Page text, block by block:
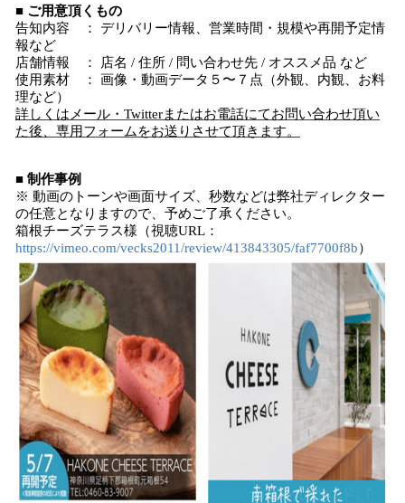
■ ご用意頂くもの
告知内容 ： デリバリー情報、営業時間・規模や再開予定情
報など
店舗情報 ： 店名 / 住所 / 問い合わせ先 / オススメ品 など
使用素材 ： 画像・動画データ５〜７点（外観、内観、お料
理など）
詳しくはメール・Twitterまたはお電話にてお問い合わせ頂い
た後、専用フォームをお送りさせて頂きます。
■ 制作事例
※ 動画のトーンや画面サイズ、秒数などは弊社ディレクター
の任意となりますので、予めご了承ください。
箱根チーズテラス様（視聴URL：
https://vimeo.com/vecks2011/review/413843305/faf7700f8b）